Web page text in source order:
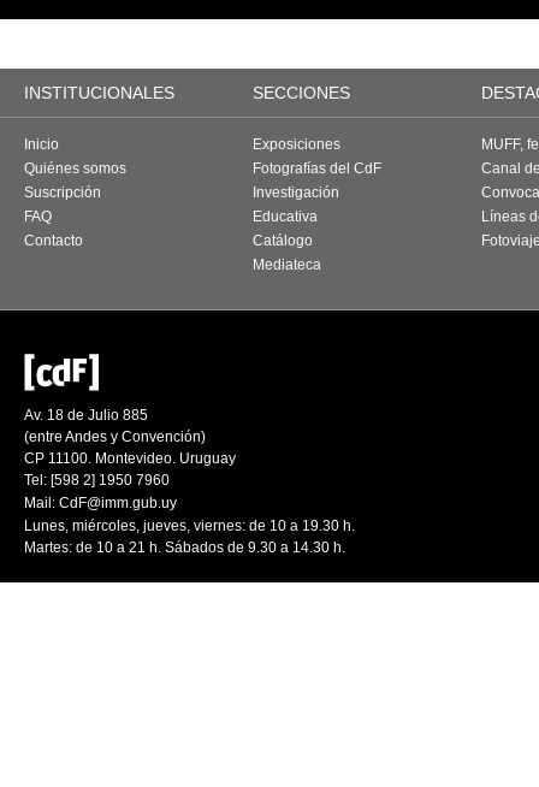
INSTITUCIONALES SECCIONES
Inicio
Quiénes somos
Suscripción
FAQ
Contacto
Exposiciones
Fotografías del CdF
Investigación
Educativa
Catálogo
Mediateca
MUFF,
Canal
Líneas
Av. 18 de Julio 885
(entre Andes y Convención)
CP 11100. Montevideo. Uruguay
Tel: [598 2] 1950 7960
Mail: CdF@imm.gub.uy
Lunes, miércoles, jueves, viernes: de 10 a 19.30 h.
Martes: de 10 a 21 h. Sábados de 9.30 a 14.30 h.